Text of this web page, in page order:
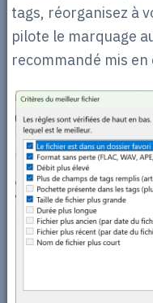
tags, réorganisez à
pilote le marquage
recommandé mis